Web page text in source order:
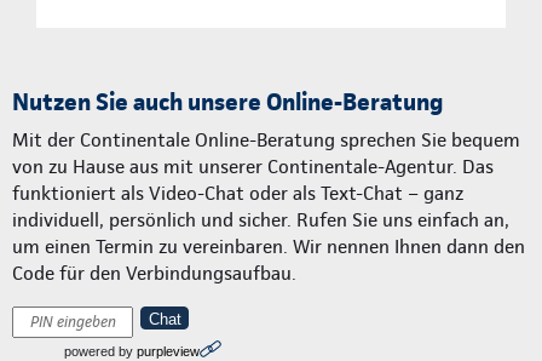
Nutzen Sie auch unsere Online-Beratung
Mit der Continentale Online-Beratung sprechen Sie bequem
von zu Hause aus mit unserer Continentale-Agentur. Das
funktioniert als Video-Chat oder als Text-Chat – ganz
individuell, persönlich und sicher. Rufen Sie uns einfach an,
um einen Termin zu vereinbaren. Wir nennen Ihnen dann den
Code für den Verbindungsaufbau.
Chat
powered by purpleview